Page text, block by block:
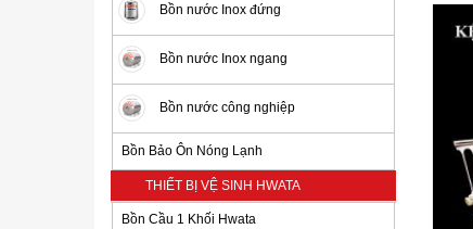
Bồn nước Inox đứng
Bồn nước Inox ngang
Bồn nước công nghiệp
Bồn Bảo Ôn Nóng Lạnh
THIẾT BỊ VỆ SINH HWATA
Bồn Cầu 1 Khối Hwata